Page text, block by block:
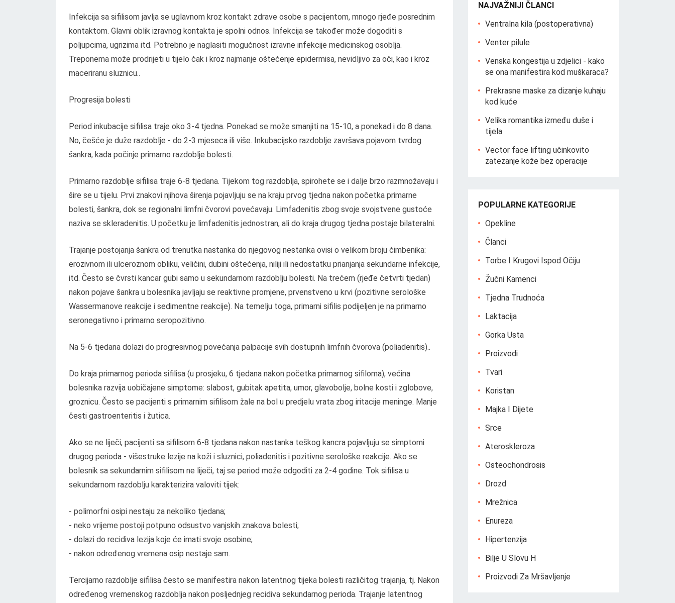
Infekcija sa sifilisom javlja se uglavnom kroz kontakt zdrave osobe s pacijentom, mnogo rjeđe posrednim
kontaktom. Glavni oblik izravnog kontakta je spolni odnos. Infekcija se također može dogoditi s
poljupcima, ugrizima itd. Potrebno je naglasiti mogućnost izravne infekcije medicinskog osoblja.
Treponema može prodrijeti u tijelo čak i kroz najmanje oštećenje epidermisa, nevidljivo za oči, kao i kroz
maceriranu sluznicu..
Progresija bolesti
Period inkubacije sifilisa traje oko 3-4 tjedna. Ponekad se može smanjiti na 15-10, a ponekad i do 8 dana.
No, češće je duže razdoblje - do 2-3 mjeseca ili više. Inkubacijsko razdoblje završava pojavom tvrdog
šankra, kada počinje primarno razdoblje bolesti.
Primarno razdoblje sifilisa traje 6-8 tjedana. Tijekom tog razdoblja, spirohete se i dalje brzo razmnožavaju i
šire se u tijelu. Prvi znakovi njihova širenja pojavljuju se na kraju prvog tjedna nakon početka primarne
bolesti, šankra, dok se regionalni limfni čvorovi povećavaju. Limfadenitis zbog svoje svojstvene gustoće
naziva se skleradenitis. U početku je limfadenitis jednostran, ali do kraja drugog tjedna postaje bilateralni.
Trajanje postojanja šankra od trenutka nastanka do njegovog nestanka ovisi o velikom broju čimbenika:
erozivnom ili ulceroznom obliku, veličini, dubini oštećenja, niliji ili nedostatku prianjanja sekundarne infekcije,
itd. Često se čvrsti kancar gubi samo u sekundarnom razdoblju bolesti. Na trećem (rjeđe četvrti tjedan)
nakon pojave šankra u bolesnika javljaju se reaktivne promjene, prvenstveno u krvi (pozitivne serološke
Wassermanove reakcije i sedimentne reakcije). Na temelju toga, primarni sifilis podijeljen je na primarno
seronegativno i primarno seropozitivno.
Na 5-6 tjedana dolazi do progresivnog povećanja palpacije svih dostupnih limfnih čvorova (poliadenitis)..
Do kraja primarnog perioda sifilisa (u prosjeku, 6 tjedana nakon početka primarnog sifiloma), većina
bolesnika razvija uobičajene simptome: slabost, gubitak apetita, umor, glavobolje, bolne kosti i zglobove,
groznicu. Često se pacijenti s primarnim sifilisom žale na bol u predjelu vrata zbog iritacije meninge. Manje
česti gastroenteritis i žutica.
Ako se ne liječi, pacijenti sa sifilisom 6-8 tjedana nakon nastanka teškog kancra pojavljuju se simptomi
drugog perioda - višestruke lezije na koži i sluznici, poliadenitis i pozitivne serološke reakcije. Ako se
bolesnik sa sekundarnim sifilisom ne liječi, taj se period može odgoditi za 2-4 godine. Tok sifilisa u
sekundarnom razdoblju karakterizira valoviti tijek:
- polimorfni osipi nestaju za nekoliko tjedana;
- neko vrijeme postoji potpuno odsustvo vanjskih znakova bolesti;
- dolazi do recidiva lezija koje će imati svoje osobine;
- nakon određenog vremena osip nestaje sam.
Tercijarno razdoblje sifilisa često se manifestira nakon latentnog tijeka bolesti različitog trajanja, tj. Nakon
određenog vremenskog razdoblja nakon posljednjeg recidiva sekundarnog perioda. Trajanje latentnog
NAJVAŽNIJI ČLANCI
Ventralna kila (postoperativna)
Venter pilule
Venska kongestija u zdjelici - kako
se ona manifestira kod muškaraca?
Prekrasne maske za dizanje kuhaju
kod kuće
Velika romantika između duše i
tijela
Vector face lifting učinkovito
zatezanje kože bez operacije
POPULARNE KATEGORIJE
Opekline
Članci
Torbe I Krugovi Ispod Očiju
Žučni Kamenci
Tjedna Trudnoća
Laktacija
Gorka Usta
Proizvodi
Tvari
Koristan
Majka I Dijete
Srce
Ateroskleroza
Osteochondrosis
Drozd
Mrežnica
Enureza
Hipertenzija
Bilje U Slovu H
Proizvodi Za Mršavljenje